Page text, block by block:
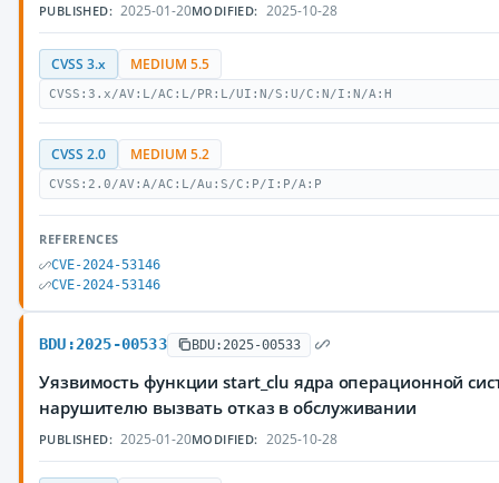
PUBLISHED: 2025-01-20MODIFIED: 2025-10-28
CVSS 3.x MEDIUM 5.5
CVSS:3.x/AV:L/AC:L/PR:L/UI:N/S:U/C:N/I:N/A:H
CVSS 2.0 MEDIUM 5.2
CVSS:2.0/AV:A/AC:L/Au:S/C:P/I:P/A:P
REFERENCES
CVE-2024-53146
CVE-2024-53146
BDU:2025-00533 BDU:2025-00533
Уязвимость функции start_clu ядра операционной
нарушителю вызвать отказ в обслуживании
PUBLISHED: 2025-01-20MODIFIED: 2025-10-28